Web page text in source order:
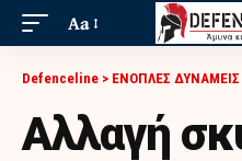
Aa
Defenceline > ΕΝΟΠΛΕΣ ΔΥΝΑΜΕΙΣ
Αλλαγή